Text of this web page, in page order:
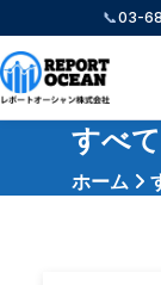
📞03-
すべ
ホーム